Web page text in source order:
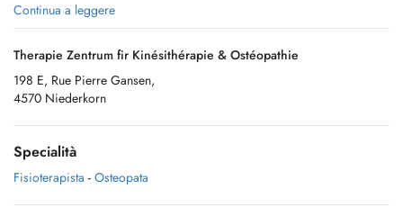
Ensemble, nous avons créé cet établissement afin de permettre à nos
patients une prise en charge professionnelle et adaptée à leurs
besoins.
Pour la kinésithérapie nous offrons de la visites à domicile,
Continua a leggere
Therapie Zentrum fir Kinésithérapie & Ostéopathie
198 E, Rue Pierre Gansen,
4570 Niederkorn
Specialità
Fisioterapista - Osteopata